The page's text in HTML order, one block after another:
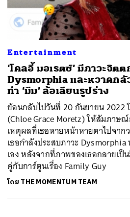
Entertainment
‘โคลอี้ มอเรตซ์’ มีภาวะจิต
Dysmorphia และหวาดก
ทำ ‘มีม’ ล้อเลียนรูปร่าง
ย้อนกลับไปวันที่ 20 กันยายน 2022
(Chloe Grace Moretz) ให้สัมภาษ
เหตุผลที่เธอหายหน้าหายตาไปจาก
เธอกำลังประสบภาวะ
เอง หลังจากที่ภาพของเธอกลายเ
คู่กับการ์ตูนเรื่อง Family Guy
โดย THE MOMENTUM TEAM
SHARE